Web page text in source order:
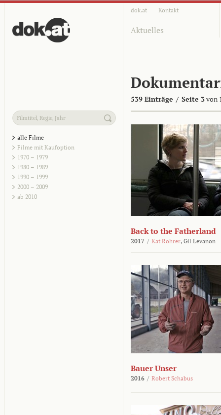
dok.at Kontakt
Aktuelles
539 Einträge / Seite 3von
alle Filme
Filme mit Kaufoption
1970 – 1979
1980 – 1989
1990 – 1999
2000 – 2009
ab 2010
Back to the Fatherland
2017 / Kat Rohrer, Gil Levanon
Bauer Unser
2016 / Robert Schabus